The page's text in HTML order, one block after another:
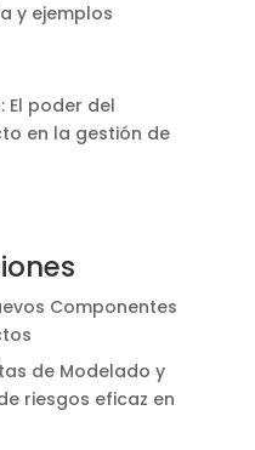
y ejemplos
El poder del
en la gestión de
Componentes
de Modelado y
riesgos eficaz en